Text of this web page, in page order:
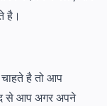
है।
है तो आप
से आप अगर अपने